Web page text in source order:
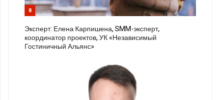
8
Эксперт: Елена Карпишена, SMM-эксперт,
координатор проектов, УК «Независимый
Гостиничный Альянс»